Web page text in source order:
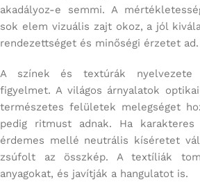
akadályoz-e semmi. A
sok elem vizuális zajt okoz, a jól
rendezettséget és minőségi érzetet ad.
A színek és textúrák nyelvezete
figyelmet. A világos árnyalatok
természetes felületek melegséget
pedig ritmust adnak. Ha
érdemes mellé neutrális kíséretet
zsúfolt az összkép. A textíliák
anyagokat, és javítják a hangulatot is.